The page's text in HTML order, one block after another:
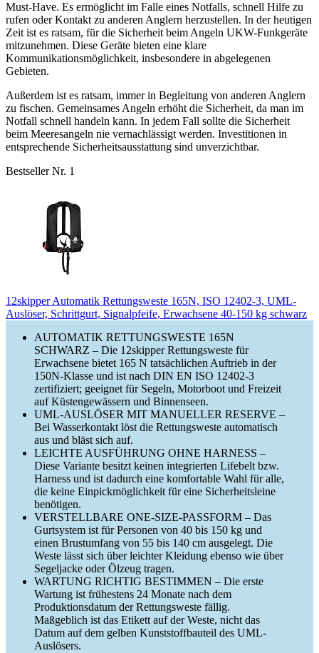
Must-Have. Es ermöglicht im Falle eines Notfalls, schnell Hilfe zu
rufen oder Kontakt zu anderen Anglern herzustellen. In der heutigen
Zeit ist es ratsam, für die Sicherheit beim Angeln UKW-Funkgeräte
mitzunehmen. Diese Geräte bieten eine klare
Kommunikationsmöglichkeit, insbesondere in abgelegenen
Gebieten.
Außerdem ist es ratsam, immer in Begleitung von anderen Anglern
zu fischen. Gemeinsames Angeln erhöht die Sicherheit, da man im
Notfall schnell handeln kann. In jedem Fall sollte die Sicherheit
beim Meeresangeln nie vernachlässigt werden. Investitionen in
entsprechende Sicherheitsausstattung sind unverzichtbar.
Bestseller Nr. 1
12skipper Automatik Rettungsweste 165N, ISO 12402-3, UML-
Auslöser, Schrittgurt, Signalpfeife, Erwachsene 40-150 kg schwarz
AUTOMATIK RETTUNGSWESTE 165N
SCHWARZ – Die 12skipper Rettungsweste für
Erwachsene bietet 165 N tatsächlichen Auftrieb in der
150N-Klasse und ist nach DIN EN ISO 12402-3
zertifiziert; geeignet für Segeln, Motorboot und Freizeit
auf Küstengewässern und Binnenseen.
UML-AUSLÖSER MIT MANUELLER RESERVE –
Bei Wasserkontakt löst die Rettungsweste automatisch
aus und bläst sich auf.
LEICHTE AUSFÜHRUNG OHNE HARNESS –
Diese Variante besitzt keinen integrierten Lifebelt bzw.
Harness und ist dadurch eine komfortable Wahl für alle,
die keine Einpickmöglichkeit für eine Sicherheitsleine
benötigen.
VERSTELLBARE ONE-SIZE-PASSFORM – Das
Gurtsystem ist für Personen von 40 bis 150 kg und
einen Brustumfang von 55 bis 140 cm ausgelegt. Die
Weste lässt sich über leichter Kleidung ebenso wie über
Segeljacke oder Ölzeug tragen.
WARTUNG RICHTIG BESTIMMEN – Die erste
Wartung ist frühestens 24 Monate nach dem
Produktionsdatum der Rettungsweste fällig.
Maßgeblich ist das Etikett auf der Weste, nicht das
Datum auf dem gelben Kunststoffbauteil des UML-
Auslösers.